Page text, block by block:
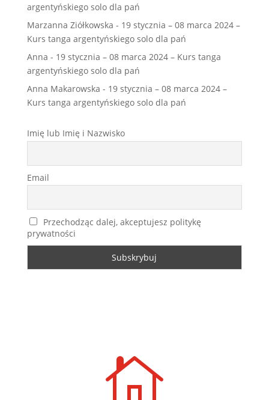
argentyńskiego solo dla pań
Marzanna Ziółkowska - 19 stycznia – 08 marca 2024 –
Kurs tanga argentyńskiego solo dla pań
Anna - 19 stycznia – 08 marca 2024 – Kurs tanga
argentyńskiego solo dla pań
Anna Makarowska - 19 stycznia – 08 marca 2024 –
Kurs tanga argentyńskiego solo dla pań
Imię lub Imię i Nazwisko
Email
Przechodząc dalej, akceptujesz politykę
prywatności
